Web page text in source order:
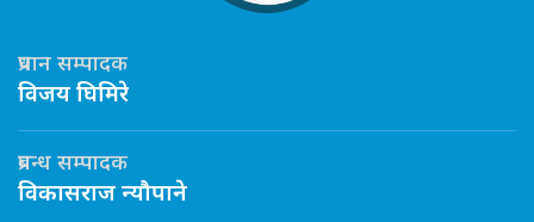
प्रधान सम्पादक
विजय घिमिरे
प्रबन्ध सम्पादक
विकासराज न्यौपाने